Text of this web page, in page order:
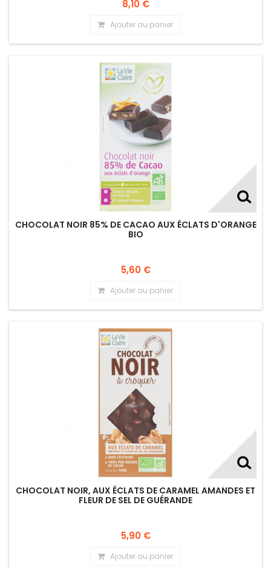
8,10 €
Ajouter au panier
CHOCOLAT NOIR 85% DE CACAO AUX ÉCLATS D'ORANGE
BIO
5,60 €
Ajouter au panier
CHOCOLAT NOIR, AUX ÉCLATS DE CARAMEL AMANDES ET
FLEUR DE SEL DE GUÉRANDE
5,90 €
Ajouter au panier